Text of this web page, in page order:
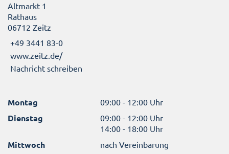
Altmarkt 1
Rathaus
06712 Zeitz
+49 3441 83-0
www.zeitz.de/
Nachricht schreiben
Montag 09:00 - 12:00 Uhr
Dienstag
09:00 - 12:00 Uhr
14:00 - 18:00 Uhr
Mittwoch nach Vereinbarung